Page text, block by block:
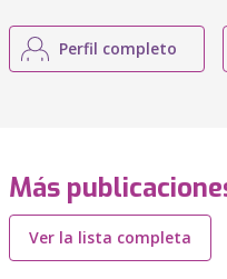
Perfil completo
Más
Ver la lista completa